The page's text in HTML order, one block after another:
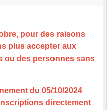
pour des raisons
plus accepter aux
ou des personnes sans
du 05/10/2024
directement